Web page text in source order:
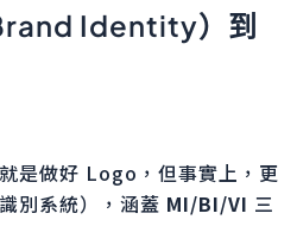
Identity）到
是做好 Logo，但事實上，更
識別系統），涵蓋 MI/BI/VI 三